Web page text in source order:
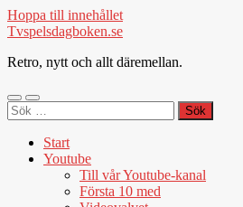
Hoppa till innehållet
Tvspelsdagboken.se
Retro, nytt och allt däremellan.
Slå
på/av
Slå
på/av
Sök
efter:
Start
Youtube
Till vår Youtube-kanal
Första 10 med